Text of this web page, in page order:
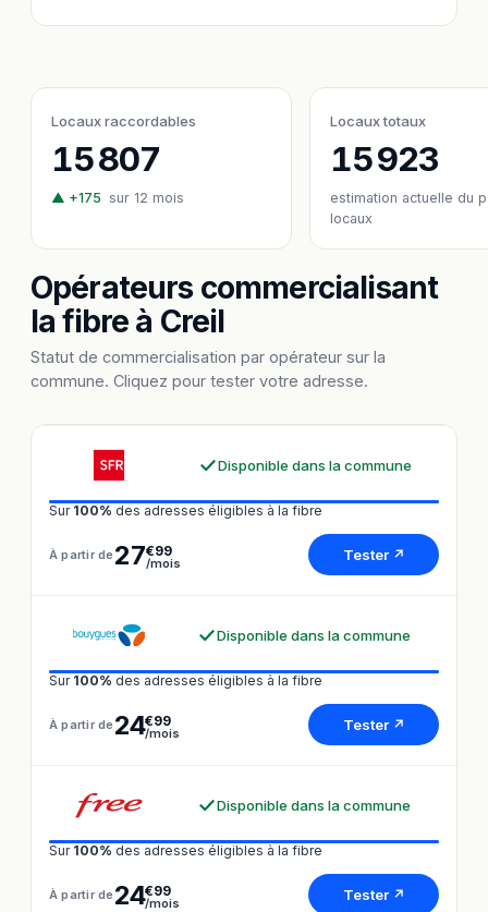
Locaux raccordables
15 807
▲ +175 sur 12 mois
Locaux totaux
15 923
estimation actuelle du
locaux
Opérateurs commercialisant
la fibre à Creil
Statut de commercialisation par opérateur sur la
commune. Cliquez pour tester votre adresse.
Disponible dans la commune
Sur 100% des adresses éligibles à la fibre
À partir de 27€99
/mois Tester ↗
Disponible dans la commune
Sur 100% des adresses éligibles à la fibre
À partir de 24€99
/mois Tester ↗
Disponible dans la commune
Sur 100% des adresses éligibles à la fibre
À partir de 24€99
/mois Tester ↗